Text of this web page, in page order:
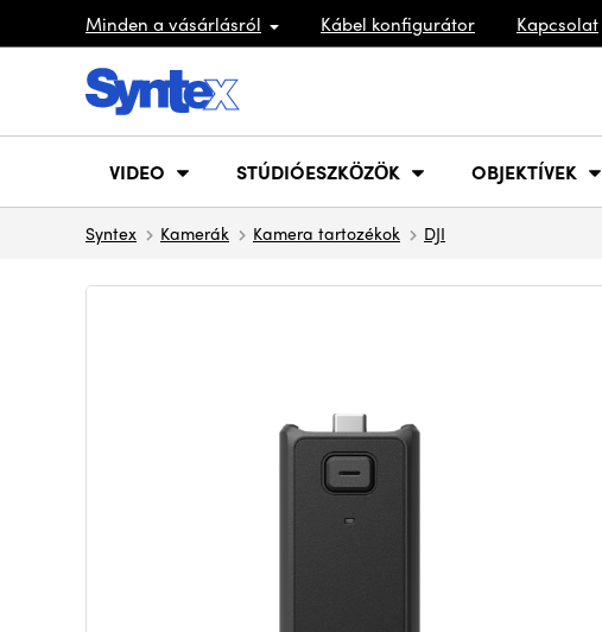
Minden a vásárlásról Kábel konfigurátor Kapcsolat
VIDEO STÚDIÓESZKÖZÖK OBJEKTÍVEK
Syntex Kamerák Kamera tartozékok DJI